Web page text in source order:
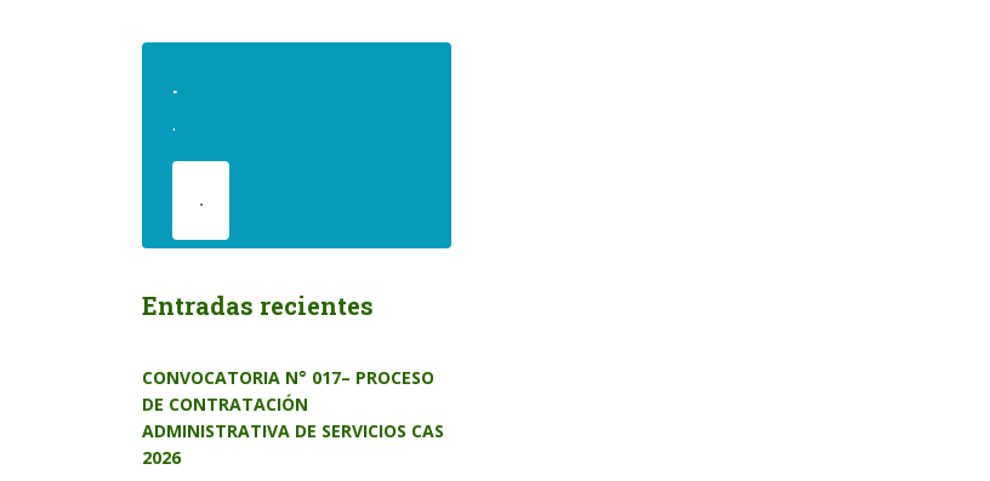
.
.
.
Entradas recientes
CONVOCATORIA N° 017– PROCESO
DE CONTRATACIÓN
ADMINISTRATIVA DE SERVICIOS CAS
2026